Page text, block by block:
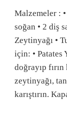
Malzemeler :
soğan • 2 diş
Zeytinyağı •
için: •
doğrayıp
zeytinyağı,
karıştırın.